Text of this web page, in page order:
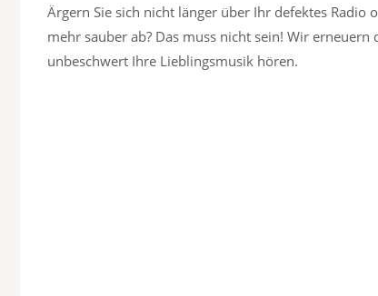
Ärgern Sie sich nicht länger über Ihr defektes Radio
mehr sauber ab? Das muss nicht sein! Wir
unbeschwert Ihre Lieblingsmusik hören.